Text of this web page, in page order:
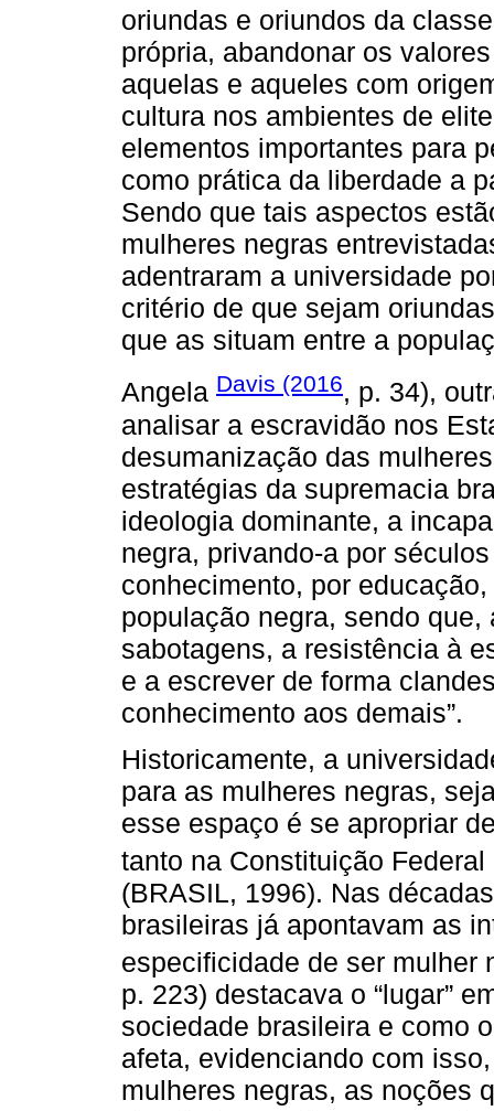
oriundas e oriundos da
própria, abandonar os
aquelas e aqueles com
cultura nos ambientes de
elementos importantes para
como prática da liberdade a
Sendo que tais aspectos
mulheres negras
adentraram a universidade
critério de que sejam
que as situam entre a
Angela Davis (2016, p. 34),
analisar a escravidão nos
desumanização das
estratégias da supremacia
ideologia dominante, a
negra, privando-a por
conhecimento, por
população negra, sendo
sabotagens, a resistência à
e a escrever de forma
conhecimento aos demais”.
Historicamente, a
para as mulheres negras,
esse espaço é se apropriar
tanto na Constituição Federal
(BRASIL, 1996). Nas
brasileiras já apontavam as
especificidade de ser mulher
p. 223) destacava o “lugar”
sociedade brasileira e como
afeta, evidenciando com
mulheres negras, as noções